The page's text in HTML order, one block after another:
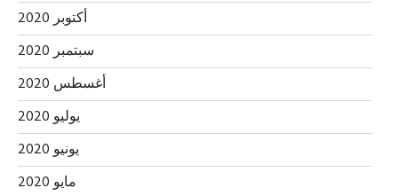
أكتوبر 2020
سبتمبر 2020
أغسطس 2020
يوليو 2020
يونيو 2020
مايو 2020